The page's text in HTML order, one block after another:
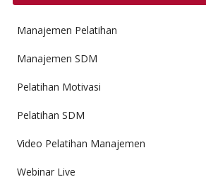
Manajemen Pelatihan
Manajemen SDM
Pelatihan Motivasi
Pelatihan SDM
Video Pelatihan Manajemen
Webinar Live